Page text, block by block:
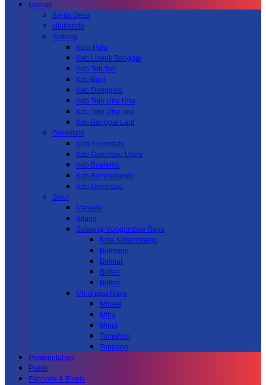
Daerah
Berita Desa
situbondo
Sulteng
Kota Palu
Kab.Luwuk Banggai
Kab.Toli-Toli
Kab.Buol
Kab.Donggala
Kab Tojo Una Una
Kab.Tojo Una-una
Kab.Banggai Laut
Gorontalo
Kota Gorontalo
Kab Gorontalo Utara
Kab Boalemo
Kab.Bonebolango
Kab.Gorontalo
Sulut
Manado
Bitung
Bolaang Mongondow Raya
Kota Kotamobagu
Bolmong
Bolmut
Bolsel
Boltim
Minahasa Raya
Minsel
Mitra
Minut
Tomohon
Tondano
Pemerintahan
Politik
Ekonomi & Bisnis